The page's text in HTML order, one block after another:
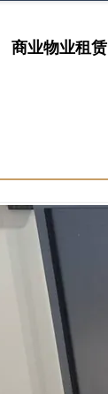
商业物业租赁